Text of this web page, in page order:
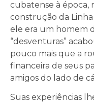
cubatense à época,
construção da Linha
ele era um homem
“desventuras”
pouco mais que a
financeira de seus
amigos do lado de
Suas experiências